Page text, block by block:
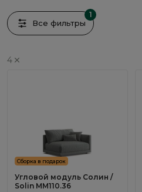
1
Все фильтры
4
Сборка в подарок
Угловой модуль Солин /
Solin ММ110.36